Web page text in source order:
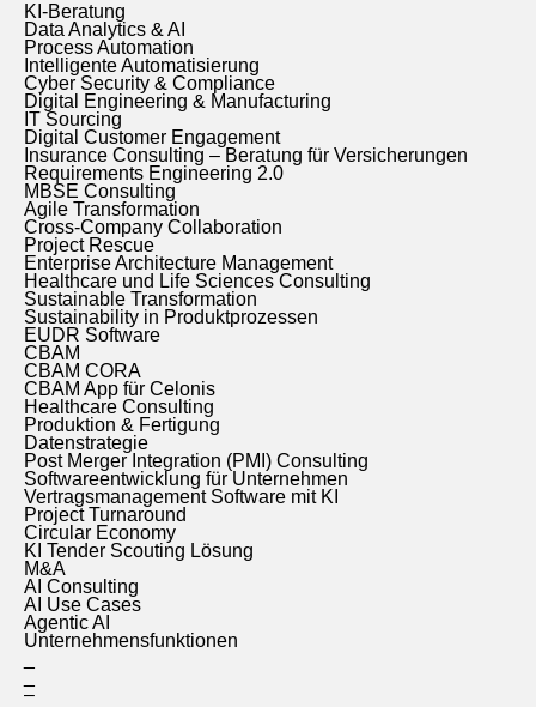
KI-Beratung
Data Analytics & AI
Process Automation
Intelligente Automatisierung
Cyber Security & Compliance
Digital Engineering & Manufacturing
IT Sourcing
Digital Customer Engagement
Insurance Consulting – Beratung für Versicherungen
Requirements Engineering 2.0
MBSE Consulting
Agile Transformation
Cross-Company Collaboration
Project Rescue
Enterprise Architecture Management
Healthcare und Life Sciences Consulting
Sustainable Transformation
Sustainability in Produktprozessen
EUDR Software
CBAM
CBAM CORA
CBAM App für Celonis
Healthcare Consulting
Produktion & Fertigung
Datenstrategie
Post Merger Integration (PMI) Consulting
Softwareentwicklung für Unternehmen
Vertragsmanagement Software mit KI
Project Turnaround
Circular Economy
KI Tender Scouting Lösung
M&A
AI Consulting
AI Use Cases
Agentic AI
Unternehmensfunktionen
–